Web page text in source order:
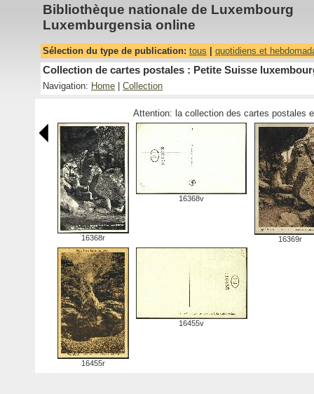
Bibliothèque nationale de Luxembourg
Luxemburgensia online
Sélection du type de publication: tous quotidiens et
Collection de cartes postales : Petite Suisse
Navigation: Home Collection
Attention: la collection des cartes postales
16368r
16368v
16369r
16455r
16455v